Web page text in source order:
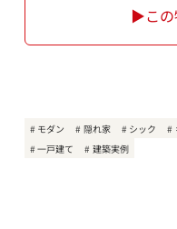
▶この
モダン 隠れ家 シック
一戸建て
建築実例